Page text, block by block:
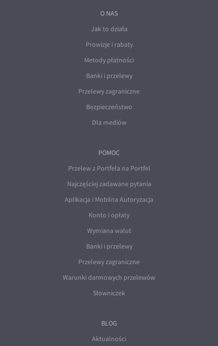
O NAS
Jak to działa
Prowizje i rabaty
Metody płatności
Banki i przelewy
Przelewy zagraniczne
Bezpieczeństwo
Dla mediów
POMOC
Przelew z Portfela na Portfel
Najczęściej zadawane pytania
Aplikacja i Mobilna Autoryzacja
Konto i opłaty
Wymiana walut
Banki i przelewy
Przelewy zagraniczne
Warunki darmowych przelewów
Słowniczek
BLOG
Aktualności